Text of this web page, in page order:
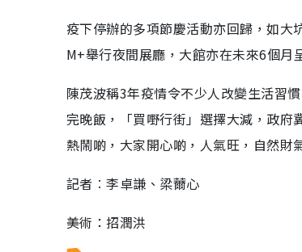
疫下停辦的多項節慶活動亦回歸，如
M+舉行夜間展廳，大館亦在未來6個月
陳茂波稱3年疫情令不少人改變生活習
完晚飯，「買嘢行街」選擇大減，政府
熱鬧啲，大家開心啲，人氣旺，自然財
記者︰李卓謙、梁薾心
美術：招潤洪